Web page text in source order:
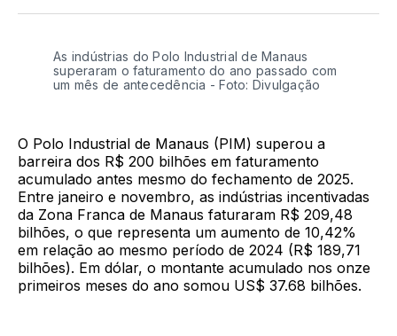
BlueSkyTwitterFacebook
LinkedInWhatsApp
Email
As indústrias do Polo Industrial de Manaus
superaram o faturamento do ano passado com
um mês de antecedência - Foto: Divulgação
O Polo Industrial de Manaus (PIM) superou a
barreira dos R$ 200 bilhões em faturamento
acumulado antes mesmo do fechamento de 2025.
Entre janeiro e novembro, as indústrias incentivadas
da Zona Franca de Manaus faturaram R$ 209,48
bilhões, o que representa um aumento de 10,42%
em relação ao mesmo período de 2024 (R$ 189,71
bilhões). Em dólar, o montante acumulado nos onze
primeiros meses do ano somou US$ 37.68 bilhões.